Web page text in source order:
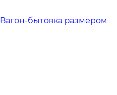
Вагон-бытовка размером